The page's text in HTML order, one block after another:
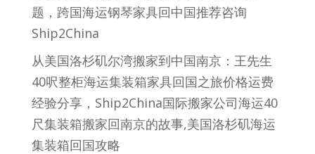
题，跨国海运钢琴家具回中国推荐咨询
Ship2China
从美国洛杉矶尔湾搬家到中国南京：王先生
40呎整柜海运集装箱家具回国之旅价格运费
经验分享，Ship2China国际搬家公司海运40
尺集装箱搬家回南京的故事,美国洛杉矶海运
集装箱回国攻略